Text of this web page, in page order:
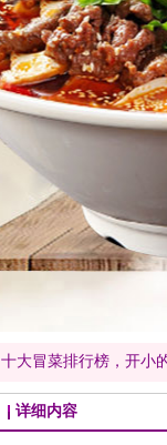
十大冒菜排行榜，开小
详细内容